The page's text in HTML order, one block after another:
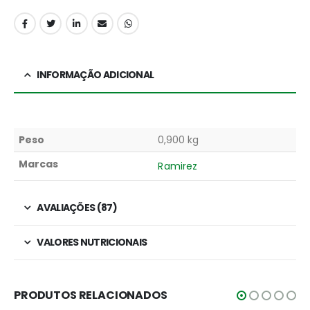
INFORMAÇÃO ADICIONAL
Peso
0,900 kg
Marcas
Ramirez
AVALIAÇÕES (87)
VALORES NUTRICIONAIS
PRODUTOS RELACIONADOS